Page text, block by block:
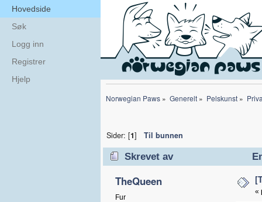
Hovedside
Søk
Logg inn
Registrer
Hjelp
Norwegian Paws » Generelt» Pelskunst»
Sider: [1] Til bunnen
Skrevet av
TheQueen
Fur
«